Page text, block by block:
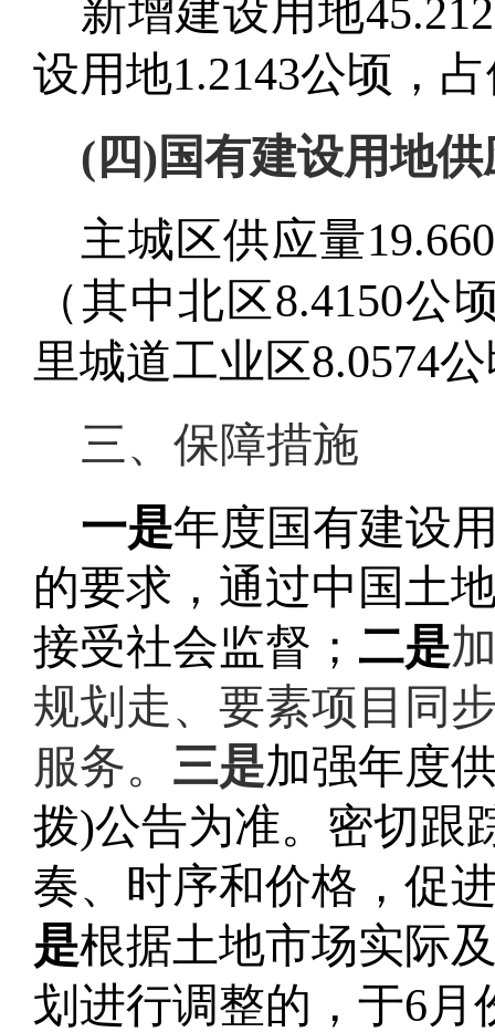
新增建设用地
设用地1.2143公顷，
( 四)国有建设用地
主城区供应量
（其中北区8.4150公
里城道工业区8.0574
三、保障措施
一是年度国有建设
的要求，通过中国土
接受社会监督； 二是
规划走、要素项目同
服务。 三是加强年度
拨)公告为准。密切跟
奏、时序和价格，促
是根据土地市场实际
划进行调整的，于6月